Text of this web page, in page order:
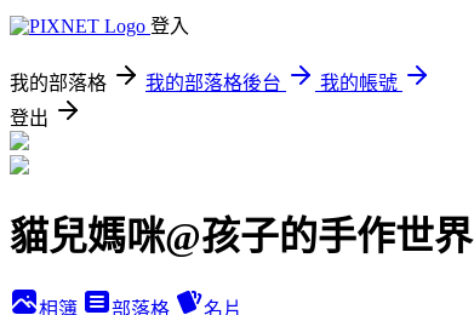
登入
我的部落格 我的部落格後台
我的帳號
登出
貓兒媽咪@孩子的手作世界
相簿 部落格 名片